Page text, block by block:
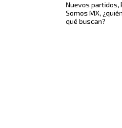
Nuevos partidos,
Somos MX,
qué buscan?